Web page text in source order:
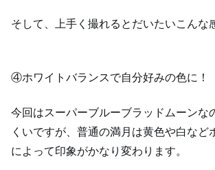
そして、上手く撮れるとだいたいこんな
④ホワイトバランスで自分好みの色に！
今回はスーパーブルーブラッドムーンな
くいですが、普通の満月は黄色や白など
によって印象がかなり変わります。